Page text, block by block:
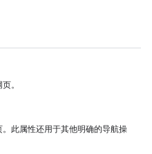
。
此属性还用于其他明确的导航操